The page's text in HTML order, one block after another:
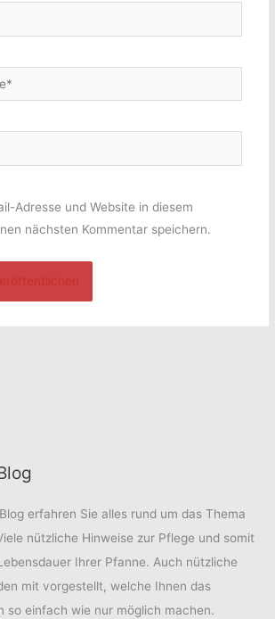
Adresse und Website in diesem
nächsten Kommentar speichern.
erfahren Sie alles rund um das Thema
nützliche Hinweise zur Pflege und somit
Ihrer Pfanne. Auch nützliche
mit vorgestellt, welche Ihnen das
so einfach wie nur möglich machen.